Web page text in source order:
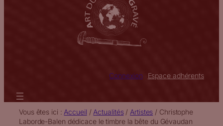
Connexion Espace adhérents
Vous êtes ici : Accueil / Actualités/ Artistes / Christophe
Laborde-Balen dédicace le timbre la bête du Gévaudan